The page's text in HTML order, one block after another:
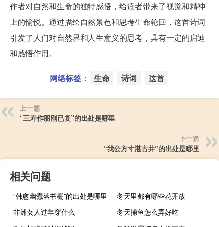
作者对自然和生命的独特感悟，给读者带来了视觉和精神
上的愉悦。通过描绘自然景色和思考生命轮回，这首诗词
引发了人们对自然界和人生意义的思考，具有一定的启迪
和感悟作用。
网络标签： 生命 诗词 这首
上一篇
“三寿作朋刚已复”的出处是哪里
下一篇
“我公方寸湛古井”的出处是哪里
相关问题
“韩愈幽蠹落书棚”的出处是哪里
冬天里都有哪些花开放
非洲女人过年穿什么
冬天捕鱼怎么弄好吃